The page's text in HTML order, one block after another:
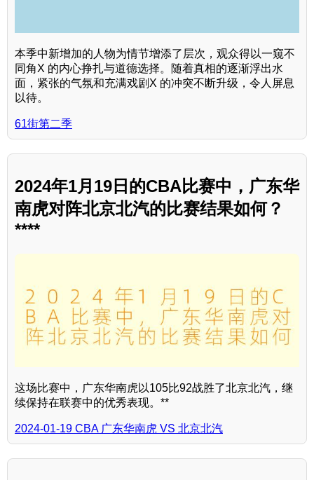
本季中新增加的人物为情节增添了层次，观众得以一窥不
同角X 的内心挣扎与道德选择。随着真相的逐渐浮出水
面，紧张的气氛和充满戏剧X 的冲突不断升级，令人屏息
以待。
61街第二季
2024年1月19日的CBA比赛中，广东华
南虎对阵北京北汽的比赛结果如何？
****
这场比赛中，广东华南虎以105比92战胜了北京北汽，继
续保持在联赛中的优秀表现。**
2024-01-19 CBA 广东华南虎 VS 北京北汽